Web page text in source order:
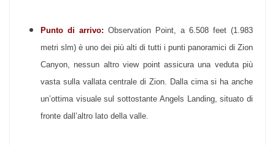
Punto di arrivo: Observation Point, a 6.508 feet (1.983
metri slm) è uno dei più alti di tutti i punti panoramici di Zion
Canyon, nessun altro view point assicura una veduta più
vasta sulla vallata centrale di Zion. Dalla cima si ha anche
un’ottima visuale sul sottostante Angels Landing, situato di
fronte dall’altro lato della valle.